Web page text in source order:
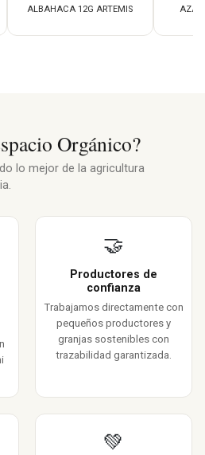
ALBAHACA 12G ARTEMIS
Orgánico?
lo mejor de la agricultura
🤝
Productores de
confianza
Trabajamos directamente con
pequeños productores y
granjas sostenibles con
trazabilidad garantizada.
💚